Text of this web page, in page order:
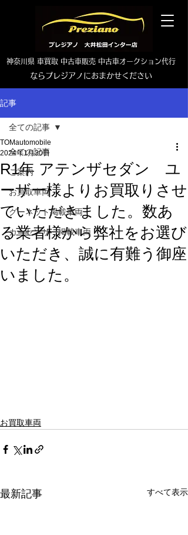
神奈川県 車買取 中古車販売 中古車オークション代行
ならプレジアノにおまかせください
TEL0465-46-6667
記事
全ての記事
ご案内
お買取車両
グーネット掲載車両
カーセンサー掲載車両
全ての記事
R1年 アテンザセダン ユ
ーザー様よりお買取りさせ
ていただきました。数あ
る業者様から弊社をお選び
いただき、誠に有難う御座
いました。
TOMautomobile
2024年1月30日
お買取車両
最新記事 すべて表示